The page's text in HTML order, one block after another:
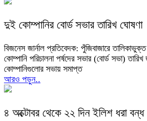
দুই কোম্পানির বোর্ড সভার তারিখ ঘোষণা
বিজনেস জার্নাল প্রতিবেদক: পুঁজিবাজারে
কোম্পানি পরিচালনা পর্ষদের সভার (বোর্ড সভা) তারিখ
কোম্পানিগুলোর সভায় সমাপ্ত
আরও পড়ুন..
৪ অক্টোবর থেকে ২২ দিন ইলিশ ধরা বন্ধ